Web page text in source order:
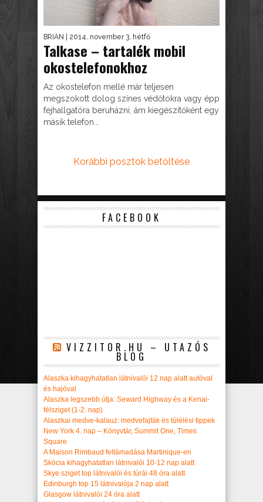
BRIAN | 2014. november 3. hétfő
Talkase – tartalék mobil
okostelefonokhoz
Az okostelefon mellé már teljesen
megszokott dolog színes védőtokra vagy épp
fejhallgatóra beruházni, ám kiegészítőként egy
másik telefon...
Korábbi posztok betöltése
FACEBOOK
VIZZITOR.HU – UTAZÓS
BLOG
Alaszka kihagyhatatlan látnivalói 12 nap alatt autóval
és hajóval
Alaszka legszebb útja: Seward Highway és a Kenai-
félsziget (1-2. nap)
Alaszkai medve-kalauz: medvefajták és túlélési tippek
New York 4. nap – Könyvtár, Summit One, Times
Square
A Maison Rimbaud feltámadása Martinique-en
Skócia kihagyhatatlan látnivalói 10-12 nap alatt
Skye sziget top látnivalói és túrái 48 óra alatt
Edinburgh top 15 látnivalója 2 nap alatt
Glasgow látnivalói 24 óra alatt